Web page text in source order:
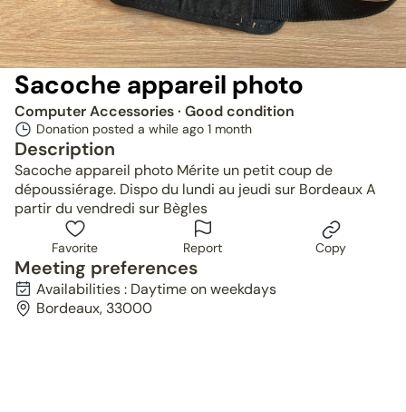
Sacoche appareil photo
Computer Accessories· Good condition
Donation posted a while ago 1 month
Description
Sacoche appareil photo Mérite un petit coup de
dépoussiérage. Dispo du lundi au jeudi sur Bordeaux A
partir du vendredi sur Bègles
Favorite Report Copy
Meeting preferences
Availabilities : Daytime on weekdays
Bordeaux, 33000